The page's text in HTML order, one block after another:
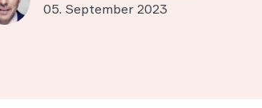
05. September 2023